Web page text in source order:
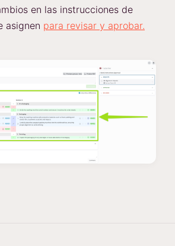
en las instrucciones de
asignen para revisar y aprobar.